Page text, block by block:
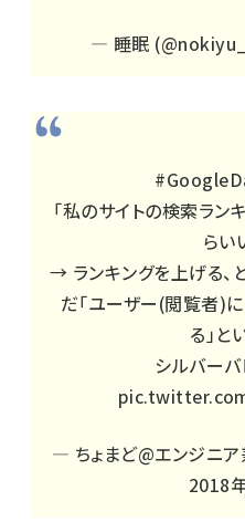
— 睡眠
「私のサイトの検索ラン
らい
→ ランキングを上げる、
だ「ユーザー(閲覧者)
る」と
シルバー
— ちょまど@エンジニ
2018